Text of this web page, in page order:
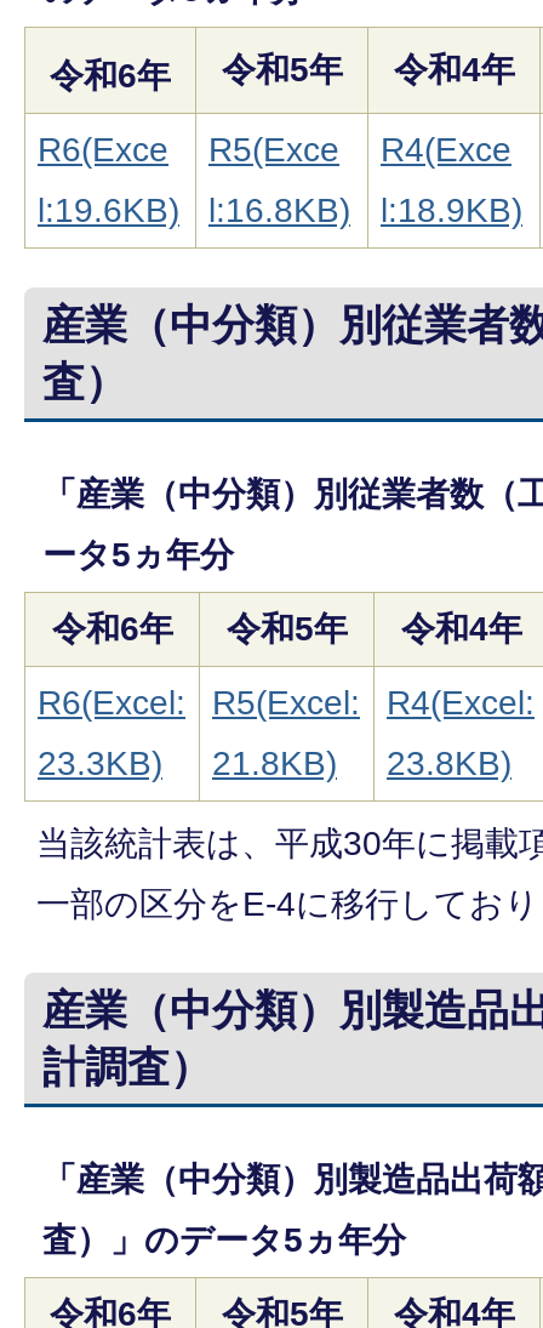
令和6年 令和5年 令和4年
R6(Exce
l:19.6KB)
R5(Exce
l:16.8KB)
R4(Exce
l:18.9KB)
産業（中分類）別従業者
査）
「産業（中分類）別従業者数（
ータ5ヵ年分
令和6年
令和5年
令和4年
R6(Excel:
23.3KB)
R5(Excel:
21.8KB)
R4(Excel:
23.8KB)
当該統計表は、平成30年に掲載
一部の区分をE-4に移行してお
産業（中分類）別製造品
計調査）
「産業（中分類）別製造品出荷
査）」のデータ5ヵ年分
令和6年
令和5年 令和4年